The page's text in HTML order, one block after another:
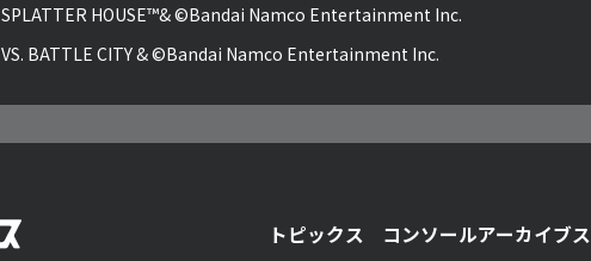
SPLATTER HOUSE™& ©Bandai Namco Entertainment Inc.
VS. BATTLE CITY & ©Bandai Namco Entertainment Inc.
トピックス コンソールアーカイブス